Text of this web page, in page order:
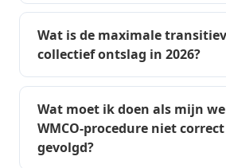
Wat is de maximale
collectief ontslag in 2026?
Wat moet ik doen als mijn
WMCO-procedure niet
gevolgd?